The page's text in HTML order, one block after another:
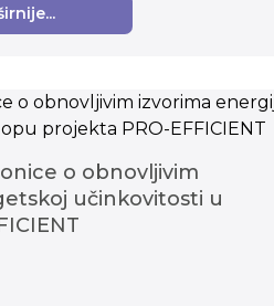
o obnovljivim
učinkovitosti u